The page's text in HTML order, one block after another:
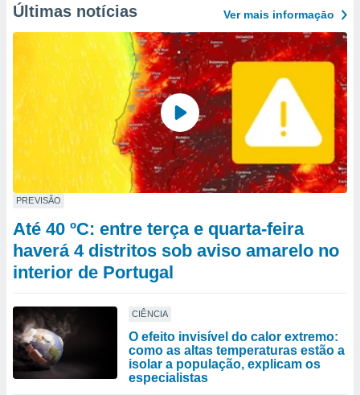
Últimas notícias Ver mais informaçāo
PREVISÃO
Até 40 ºC: entre terça e quarta-feira
haverá 4 distritos sob aviso amarelo no
interior de Portugal
CIÊNCIA
O efeito invisível do calor extremo:
como as altas temperaturas estão a
isolar a população, explicam os
especialistas